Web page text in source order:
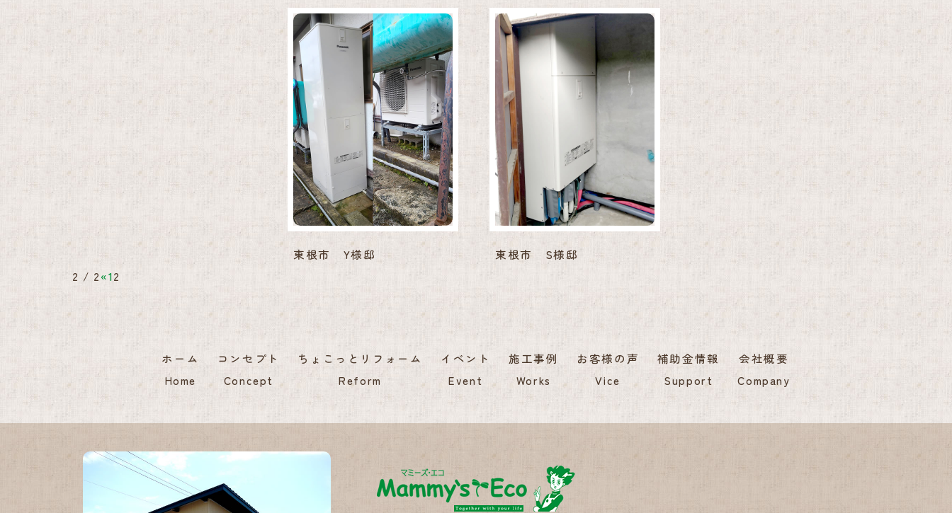
東根市 Y様邸
東根市 S様邸
2 / 2«12
ホーム
Home
コンセプト
Concept
ちょこっとリフォーム
Reform
イベント
Event
施工事例
Works
お客様の声
Vice
補助金情報
Support
会社概要
Company